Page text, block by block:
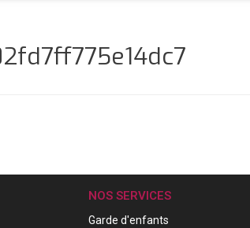
NOS SERVICES
Garde d'enfants